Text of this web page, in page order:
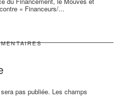
« Financeurs/...
pas publiée. Les champs